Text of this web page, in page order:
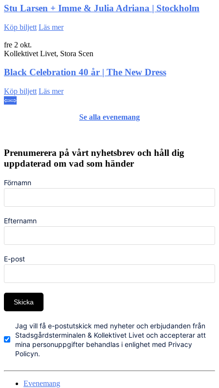
Stu Larsen + Imme & Julia Adriana | Stockholm
Köp biljett Läs mer
fre 2 okt.
Kollektivet Livet, Stora Scen
Black Celebration 40 år | The New Dress
Köp biljett Läs mer
⇦⇨
Se alla evenemang
Prenumerera på vårt nyhetsbrev och håll dig
uppdaterad om vad som händer
Förnamn
Efternamn
E-post
Skicka
Jag vill få e-postutskick med nyheter och erbjudanden från
Stadsgårdsterminalen & Kollektivet Livet och accepterar att
mina personuppgifter behandlas i enlighet med Privacy
Policyn.
Evenemang